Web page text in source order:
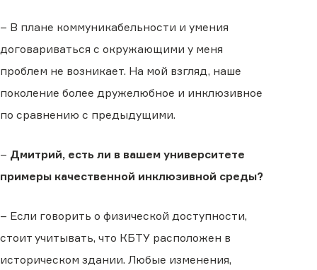
– В плане коммуникабельности и умения
договариваться с окружающими у меня
проблем не возникает. На мой взгляд, наше
поколение более дружелюбное и инклюзивное
по сравнению с предыдущими.
– Дмитрий, есть ли в вашем университете
примеры качественной инклюзивной среды?
– Если говорить о физической доступности,
стоит учитывать, что КБТУ расположен в
историческом здании. Любые изменения,